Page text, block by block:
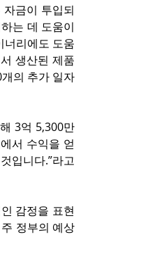
금이 투입되
는 데 도움이
너리에도 도움
생산된 제품
의 추가 일자
3억 5,300만
서 수익을 얻
입니다.”라고
감정을 표현
정부의 예상